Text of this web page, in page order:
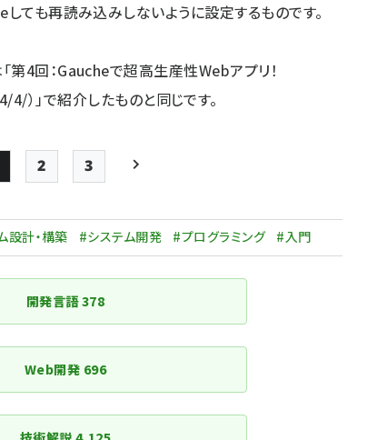
ても再読み込みしないように設定するものです。
第4回：Gaucheで超高生産性Webアプリ！
4/）」で紹介したものと同じです。
ペー
ジ
送
り
Page
2
Page
3
設計・構築 #システム開発 #プログラミング #入門
開発言語378
Web開発 696